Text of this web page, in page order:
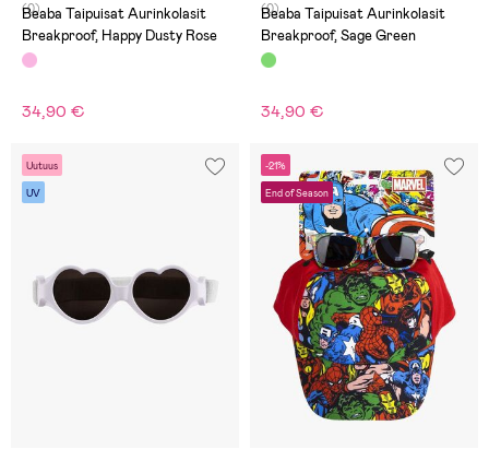
(0)
Beaba Taipuisat Aurinkolasit
Breakproof, Happy Dusty Rose
34,90 €
(0)
Beaba Taipuisat Aurinkolasit
Breakproof, Sage Green
34,90 €
Uutuus
UV
-21%
End of Season